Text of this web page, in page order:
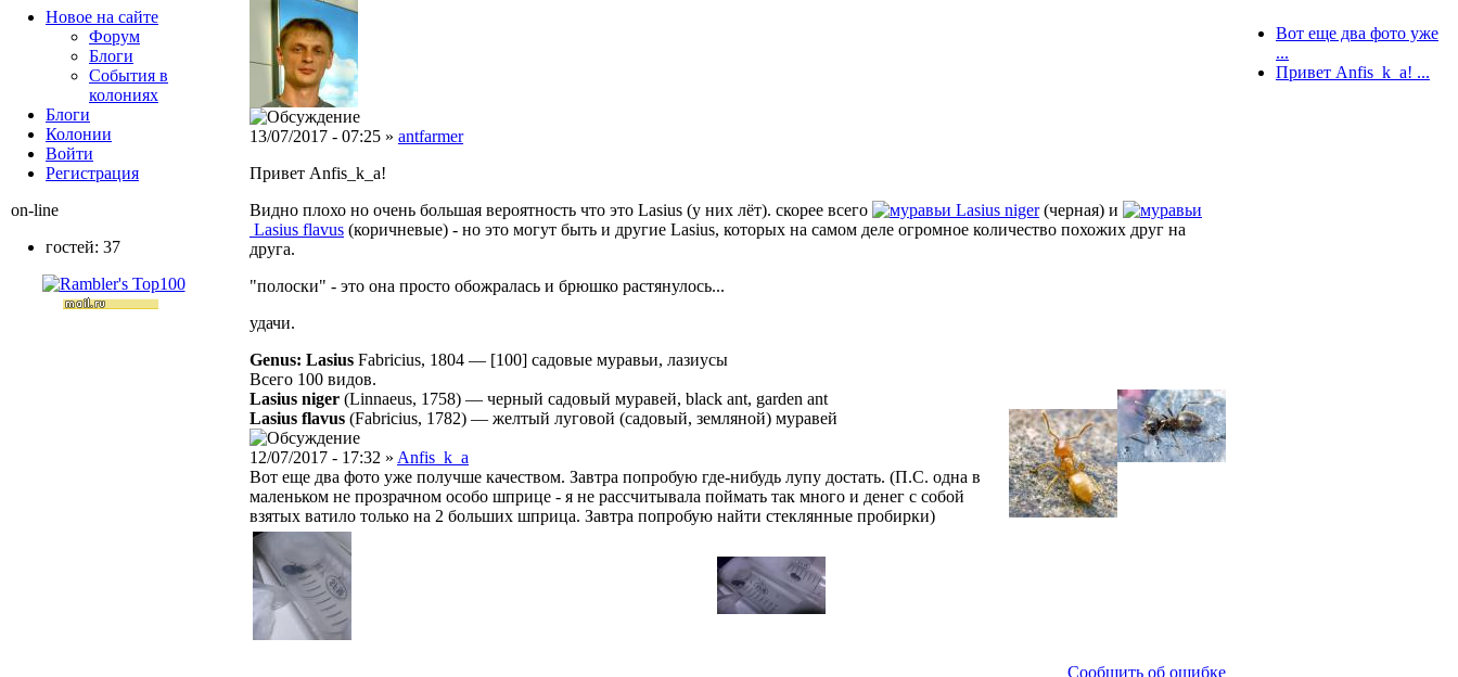
13/07/2017 - 07:25 » antfarmer
Привет Anfis_k_a!
Видно плохо но очень большая вероятность что это Lasius (у них лёт). скорее всего
Lasius niger(черная) и
Lasius flavus (коричневые) - но это могут быть и другие Lasius, которых на самом деле огромное количество похожих друг на
друга.
"полоски" - это она просто обожралась и брюшко растянулось...
удачи.
Genus: Lasius Fabricius, 1804 — [100] садовые муравьи, лазиусы
Всего 100 видов.
Lasius niger (Linnaeus, 1758) — черный садовый муравей, black ant, garden ant
Lasius flavus (Fabricius, 1782) — желтый луговой (садовый, земляной) муравей
12/07/2017 - 17:32 » Anfis_k_a
Вот еще два фото уже получше качеством. Завтра попробую где-нибудь лупу достать. (П.С. одна в
маленьком не прозрачном особо шприце - я не рассчитывала поймать так много и денег с собой
взятых ватило только на 2 больших шприца. Завтра попробую найти стеклянные пробирки)
Сообщить об ошибке
Новое на сайте
Форум
Блоги
События в
колониях
Блоги
Колонии
Войти
Peгиcтpaция
on-line
гостей: 37
Вот еще два фото уже
...
Привет Anfis_k_a! ...